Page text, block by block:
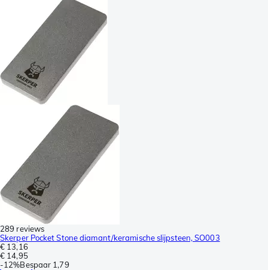
289 reviews
Skerper Pocket Stone diamant/keramische slijpsteen, SO003
€ 13,16
€ 14,95
-12%Bespaar 1,79